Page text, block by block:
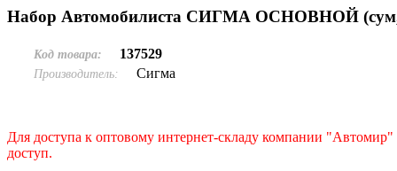
Набор Автомобилиста СИГМА ОСНОВНОЙ
Код товара: 137529
Производитель: Сигма
Для доступа к оптовому интернет-складу компании "Автомир"
доступ.